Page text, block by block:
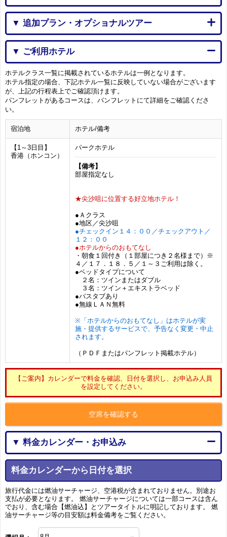
▼ 追加プラン・オプショナルツアー
▼ ご利用ホテル
ホテルクラス一覧に掲載されているホテルは一例となります。
ホテル指定の場合、下記ホテル一覧に反映していない場合がございます
が、上記の行程表上でご確認頂けます。
パンフレットがあるコースは、パンフレットにて詳細をご確認くださ
い。
宿泊地 ホテル/備考
【1～3日目】
香港（ホンコン）
パークホテル
【備考】
部屋指定なし
★尖沙咀に位置する好立地ホテル！
●Ａクラス
●地区／尖沙咀
●チェックイン１４：００／チェックアウト／
１２：００
●ホテルからのおもてなし
・朝食１回付き（１部屋につき２名様まで）※
４／１７．１８．５／１～３ご利用は除く。
●ベッドタイプについて
２名：ツインまたはダブル
３名：ツイン＋エキストラベッド
●バスタブあり
●無線ＬＡＮ無料
※「ホテルからのおもてなし」はホテルが実
施・提供するサービスで、予告なく変更・中止
されます。
（ＰＤＦまたはパンフレット掲載ホテル）
【ご案内】カレンダーで料金を確認、日付を選択し、お申込み人員
を設定してください。
空席を確認する
▼ 料金カレンダー・お申込み
料金カレンダーから日付を選択
旅行代金には燃油サーチャージ、空港税が含まれておりません。別途お
支払が必要となります。 燃油サーチャージについては一部コースは含ん
でおり、含む場合【燃油込】とツアータイトルに明記しております。 燃
油サーチャージ等の目安額は料金備考をご覧ください。